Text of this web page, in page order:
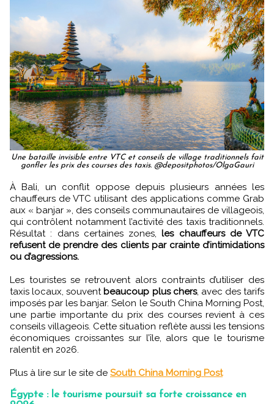
Une bataille invisible entre VTC et conseils de village traditionnels fait
gonfler les prix des courses des taxis. @depositphotos/OlgaGauri
À Bali, un conflit oppose depuis plusieurs années les
chauffeurs de VTC utilisant des applications comme Grab
aux « banjar », des conseils communautaires de villageois,
qui contrôlent notamment l’activité des taxis traditionnels.
Résultat : dans certaines zones,les chauffeurs de VTC
refusent de prendre des clients par crainte d’intimidations
ou d’agressions.
Les touristes se retrouvent alors contraints d’utiliser des
taxis locaux, souvent beaucoup plus chers, avec des tarifs
imposés par les banjar. Selon le South China Morning Post,
une partie importante du prix des courses revient à ces
conseils villageois. Cette situation reflète aussi les tensions
économiques croissantes sur l’île, alors que le tourisme
ralentit en 2026.
Plus à lire sur le site de South China Morning Post
Égypte : le tourisme poursuit sa forte croissance en